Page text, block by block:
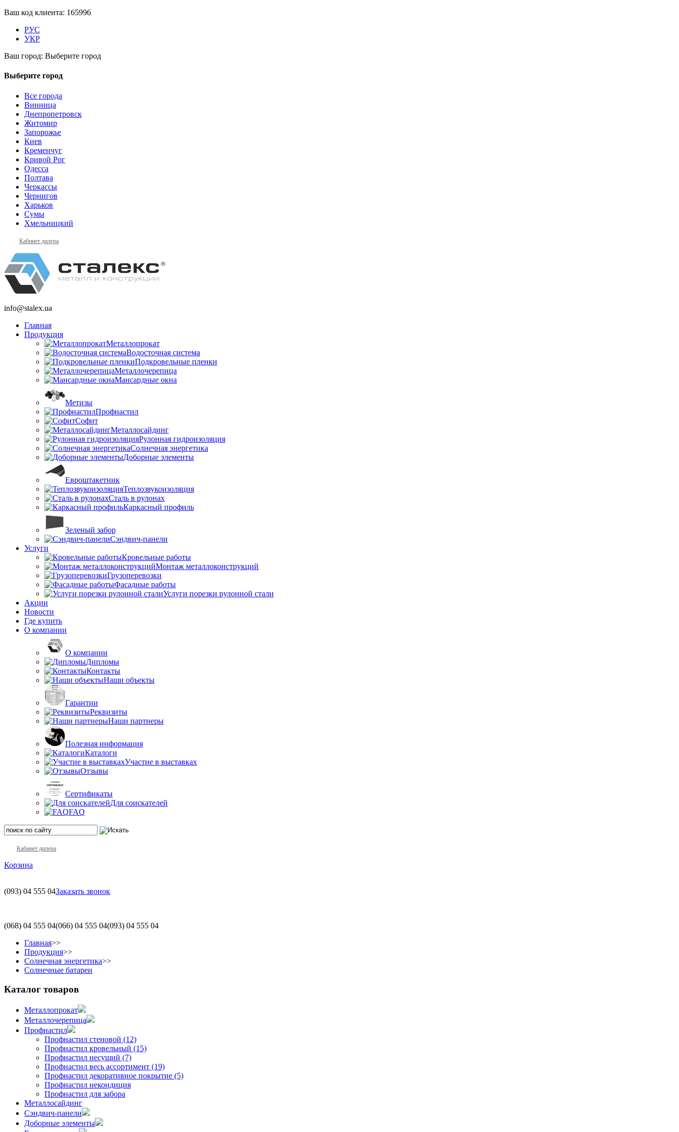
Ваш код клиента: 165996
РУС
УКР
Ваш город: Выберите город
Выберите город
Все города
Винница
Днепропетровск
Житомир
Запорожье
Киев
Кременчуг
Кривой Рог
Одесса
Полтава
Черкассы
Чернигов
Харьков
Сумы
Хмельницкий
Кабинет дилера
info@stalex.ua
Главная
Продукция
Металлопрокат
Водосточная система
Подкровельные пленки
Металлочерепица
Мансардные окна
Метизы
Профнастил
Софит
Металлосайдинг
Рулонная гидроизоляция
Солнечная энергетика
Доборные элементы
Евроштакетник
Теплозвукоизоляция
Сталь в рулонах
Каркасный профиль
Зеленый забор
Сэндвич-панели
Услуги
Кровельные работы
Монтаж металлоконструкций
Грузоперевозки
Фасадные работы
Услуги порезки рулонной стали
Акции
Новости
Где купить
О компании
О компании
Дипломы
Контакты
Наши объекты
Гарантии
Реквизиты
Наши партнеры
Полезная информация
Каталоги
Участие в выставках
Отзывы
Сертификаты
Для соискателей
FAQ
Кабинет дилера
Корзина
(093) 04 555 04Заказать звонок
(068) 04 555 04(066) 04 555 04(093) 04 555 04
Главная>>
Продукция>>
Солнечная энергетика>>
Солнечные батареи
Каталог товаров
Металлопрокат
Металлочерепица
Профнастил
Профнастил стеновой (12)
Профнастил кровельный (15)
Профнастил несущий (7)
Профнастил весь ассортимент (19)
Профнастил декоративное покрытие (5)
Профнастил некондиция
Профнастил для забора
Металлосайдинг
Сэндвич-панели
Доборные элементы